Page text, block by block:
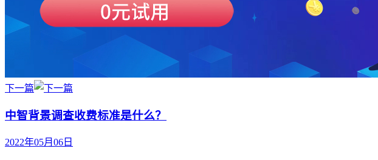
下一篇
中智背景调查收费标准是什么？
2022年05月06日